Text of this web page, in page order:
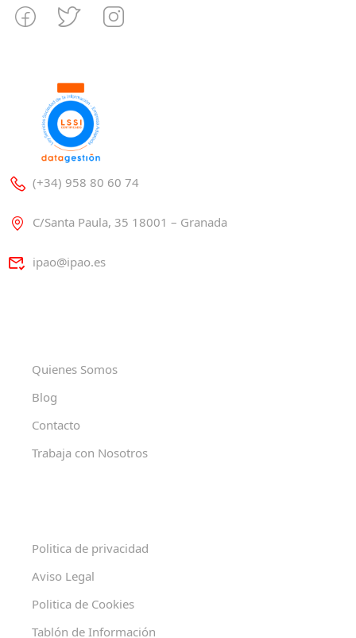
(+34) 958 80 60 74
C/Santa Paula, 35 18001 – Granada
ipao@ipao.es
Quienes Somos
Blog
Contacto
Trabaja con Nosotros
Politica de privacidad
Aviso Legal
Politica de Cookies
Tablón de Información